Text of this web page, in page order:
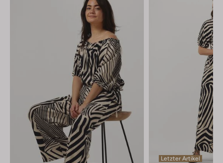
Letzter Artikel